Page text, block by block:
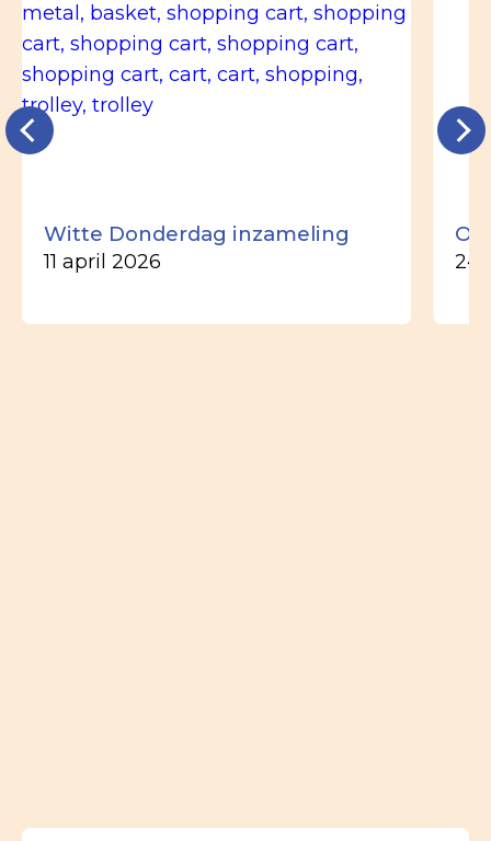
Witte Donderdag inzameling
11 april 2026 24